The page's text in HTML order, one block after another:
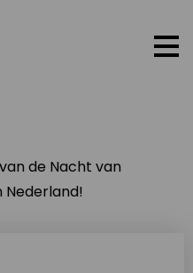
de Nacht van
Nederland!